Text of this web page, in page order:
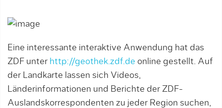
Eine interessante interaktive Anwendung hat das
ZDF unter http://geothek.zdf.de online gestellt. Auf
der Landkarte lassen sich Videos,
Länderinformationen und Berichte der ZDF-
Auslandskorrespondenten zu jeder Region suchen,